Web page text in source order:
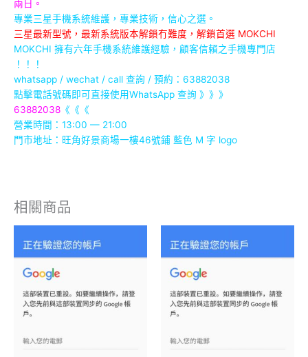
兩日。
專業三星手機系統維護，專業技術，信心之選。
三星最新型號，最新系統版本解鎖冇難度，解鎖首選 MOKCHI
MOKCHI 擁有六年手機系統維護經驗，顧客信賴之手機專門店
！！！
whatsapp / wechat / call 查詢 / 預約：63882038
點擊電話號碼即可直接使用WhatsApp 查詢 》》》
63882038 《《《
營業時間：13:00 — 21:00
門市地址： 旺角好景商場一樓46號鋪 藍色 M 字 logo
相關商品